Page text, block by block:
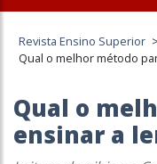
Revista Ensino Superior >
Qual o melhor método
Qual o
ensinar a